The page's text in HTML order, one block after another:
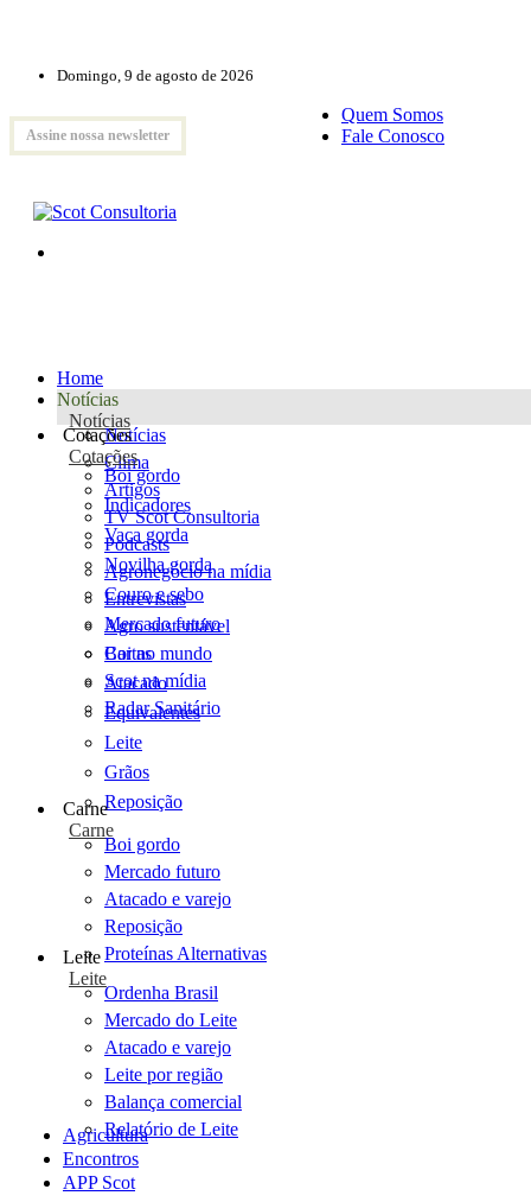
Domingo, 9 de agosto de 2026
Assine nossa newsletter
Quem Somos
Fale Conosco
Home
Notícias
Notícias
Notícias
Clima
Artigos
TV Scot Consultoria
Podcasts
Agronegócio na mídia
Entrevistas
Agro sustentável
Cartas
Scot na mídia
Radar Sanitário
Cotações
Cotações
Boi gordo
Indicadores
Vaca gorda
Novilha gorda
Couro e sebo
Mercado futuro
Boi no mundo
Atacado
Equivalentes
Leite
Grãos
Reposição
Carne
Carne
Boi gordo
Mercado futuro
Atacado e varejo
Reposição
Proteínas Alternativas
Leite
Leite
Ordenha Brasil
Mercado do Leite
Atacado e varejo
Leite por região
Balança comercial
Relatório de Leite
Agricultura
Encontros
APP Scot